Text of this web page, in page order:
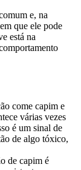
e, na
que ele pode
está na
come capim e
várias vezes
é um sinal de
de algo tóxico,
de capim é